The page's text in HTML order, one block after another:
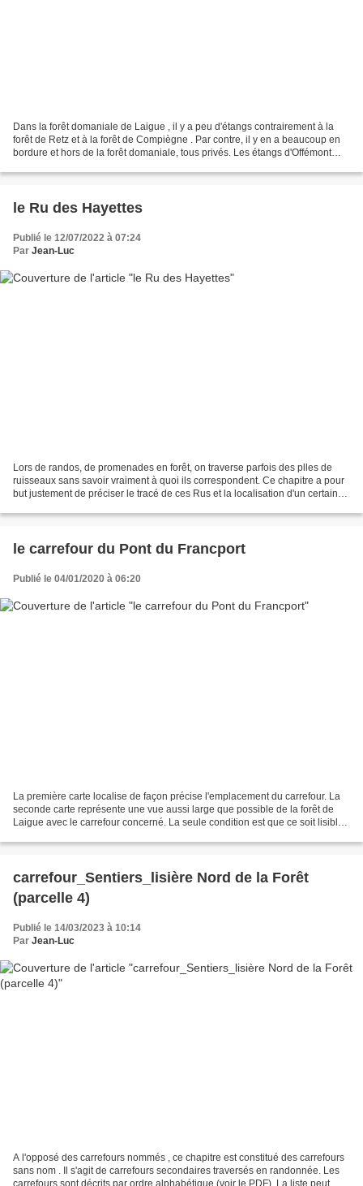
Dans la forêt domaniale de Laigue , il y a peu d'étangs contrairement à la
forêt de Retz et à la forêt de Compiègne . Par contre, il y en a beaucoup en
bordure et hors de la forêt domaniale, tous privés. Les étangs d'Offémont
le Ru des Hayettes
Publié le 12/07/2022 à 07:24
Par Jean-Luc
Lors de randos, de promenades en forêt, on traverse parfois des plles de
ruisseaux sans savoir vraiment à quoi ils correspondent. Ce chapitre a pour
but justement de préciser le tracé de ces Rus et la localisation d'un certain
le carrefour du Pont du Francport
Publié le 04/01/2020 à 06:20
La première carte localise de façon précise l'emplacement du carrefour. La
seconde carte représente une vue aussi large que possible de la forêt de
Laigue avec le carrefour concerné. La seule condition est que ce soit lisible.
carrefour_Sentiers_lisière Nord de la Forêt
(parcelle 4)
Publié le 14/03/2023 à 10:14
Par Jean-Luc
A l'opposé des carrefours nommés , ce chapitre est constitué des carrefours
sans nom . Il s'agit de carrefours secondaires traversés en randonnée. Les
carrefours sont décrits par ordre alphabétique (voir le PDF). La liste peut